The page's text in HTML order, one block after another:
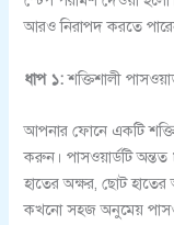
আরও নিরাপদ করতে
ধাপ ১:শক্তিশালী
আপনার ফোনে একটি
করুন। পাসওয়ার্ডটি
হাতের অক্ষর, ছোট হাতের
কখনো সহজ অনুমেয়